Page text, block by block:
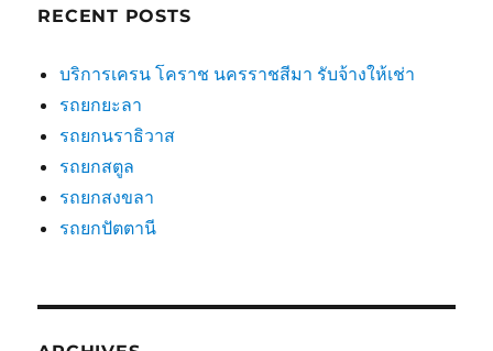
RECENT POSTS
บริการเครน โคราช นครราชสีมา รับจ้างให้เช่า
รถยกยะลา
รถยกนราธิวาส
รถยกสตูล
รถยกสงขลา
รถยกปัตตานี